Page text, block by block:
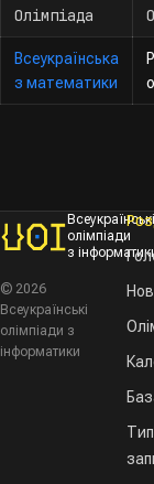
Олімпіада
Всеукраїнська
з математики
Всеукраїнські
олімпіади
з
© 2026
Всеукраїнські
олімпіади з
інформатики